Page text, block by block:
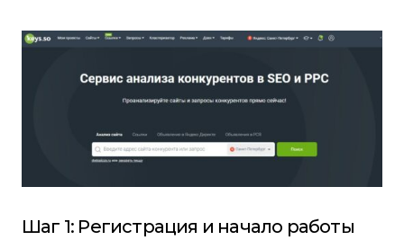
Шаг 1: Регистрация и начало работы